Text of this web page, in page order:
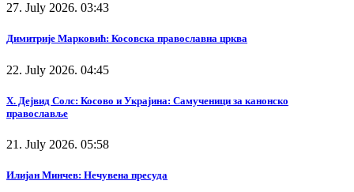
27. July 2026. 03:43
Димитрије Марковић: Косовска православна црква
22. July 2026. 04:45
Х. Дејвид Солс: Косово и Украјина: Самученици за канонско
православље
21. July 2026. 05:58
Илијан Минчев: Нечувена пресуда